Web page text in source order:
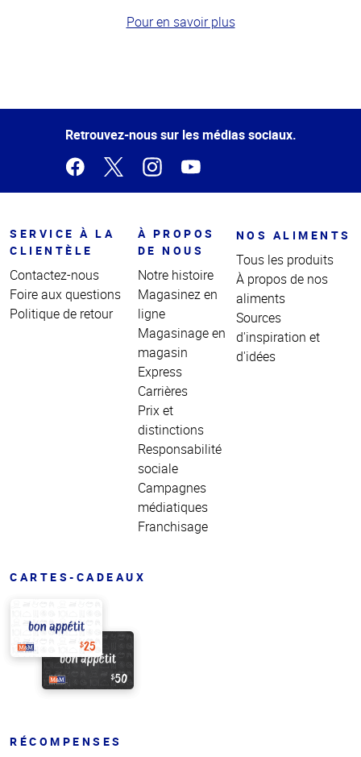
Pour en savoir plus
de la
Retrouvez-nous sur les médias sociaux.
SERVICE À LA
CLIENTÈLE
Contactez-nous
Foire aux questions
Politique de retour
À PROPOS
DE NOUS
Notre histoire
Magasinez en
ligne
Magasinage en
magasin
Express
Carrières
Prix et
distinctions
Responsabilité
sociale
Campagnes
médiatiques
Franchisage
NOS ALIMENTS
Tous les produits
À propos de nos
aliments
Sources
d'inspiration et
d'idées
CARTES-CADEAUX
RÉCOMPENSES